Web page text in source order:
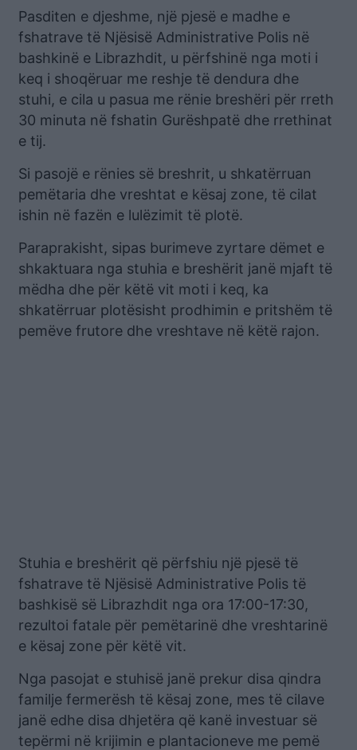
Pasditen e djeshme, një pjesë e madhe e
fshatrave të Njësisë Administrative Polis në
bashkinë e Librazhdit, u përfshinë nga moti i
keq i shoqëruar me reshje të dendura dhe
stuhi, e cila u pasua me rënie breshëri për rreth
30 minuta në fshatin Gurëshpatë dhe rrethinat
e tij.
Si pasojë e rënies së breshrit, u shkatërruan
pemëtaria dhe vreshtat e kësaj zone, të cilat
ishin në fazën e lulëzimit të plotë.
Paraprakisht, sipas burimeve zyrtare dëmet e
shkaktuara nga stuhia e breshërit janë mjaft të
mëdha dhe për këtë vit moti i keq, ka
shkatërruar plotësisht prodhimin e pritshëm të
pemëve frutore dhe vreshtave në këtë rajon.
Stuhia e breshërit që përfshiu një pjesë të
fshatrave të Njësisë Administrative Polis të
bashkisë së Librazhdit nga ora 17:00-17:30,
rezultoi fatale për pemëtarinë dhe vreshtarinë
e kësaj zone për këtë vit.
Nga pasojat e stuhisë janë prekur disa qindra
familje fermerësh të kësaj zone, mes të cilave
janë edhe disa dhjetëra që kanë investuar së
tepërmi në krijimin e plantacioneve me pemë